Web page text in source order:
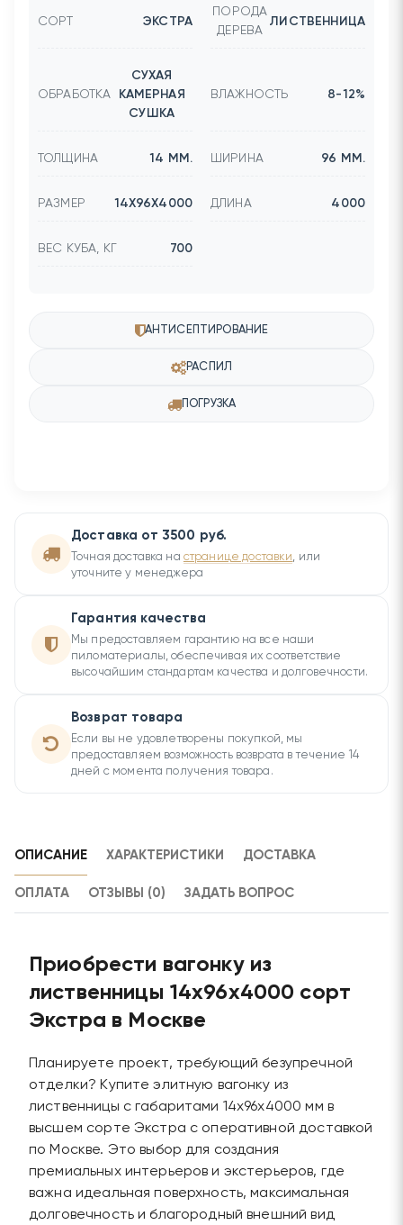
СОРТ ЭКСТРА
ПОРОДА
ДЕРЕВА
ЛИСТВЕННИЦА
ОБРАБОТКА
СУХАЯ
КАМЕРНАЯ
СУШКА
ВЛАЖНОСТЬ 8-12%
ТОЛЩИНА 14 ММ. ШИРИНА 96 ММ.
РАЗМЕР 14Х96Х4000 ДЛИНА 4000
ВЕС КУБА, КГ 700
АНТИСЕПТИРОВАНИЕ
РАСПИЛ
ПОГРУЗКА
Доставка от 3500 руб.
Точная доставка на странице доставки, или
уточните у менеджера
Гарантия качества
Мы предоставляем гарантию на все наши
пиломатериалы, обеспечивая их соответствие
высочайшим стандартам качества и долговечности.
Возврат товара
Если вы не удовлетворены покупкой, мы
предоставляем возможность возврата в течение 14
дней с момента получения товара.
ОПИСАНИЕ ХАРАКТЕРИСТИКИ ДОСТАВКА
ОПЛАТА ОТЗЫВЫ (0) ЗАДАТЬ ВОПРОС
Приобрести вагонку из
лиственницы 14х96х4000 сорт
Экстра в Москве
Планируете проект, требующий безупречной
отделки? Купите элитную вагонку из
лиственницы с габаритами 14х96х4000 мм в
высшем сорте Экстра с оперативной доставкой
по Москве. Это выбор для создания
премиальных интерьеров и экстерьеров, где
важна идеальная поверхность, максимальная
долговечность и благородный внешний вид